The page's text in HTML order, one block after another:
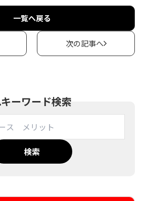
一覧へ戻る
次の記事へ
キーワード検索
検索